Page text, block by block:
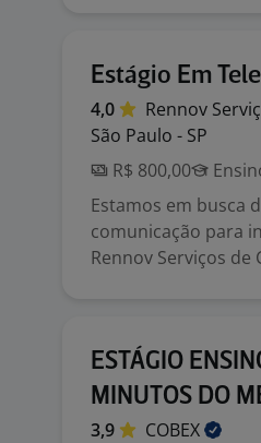
Estágio Em
4,0 Rennov
São Paulo - SP
R$ 800,00
Estamos em busca
comunicação para
Rennov Serviços de
ESTÁGIO
MINUTOS DO
3,9
COBEX